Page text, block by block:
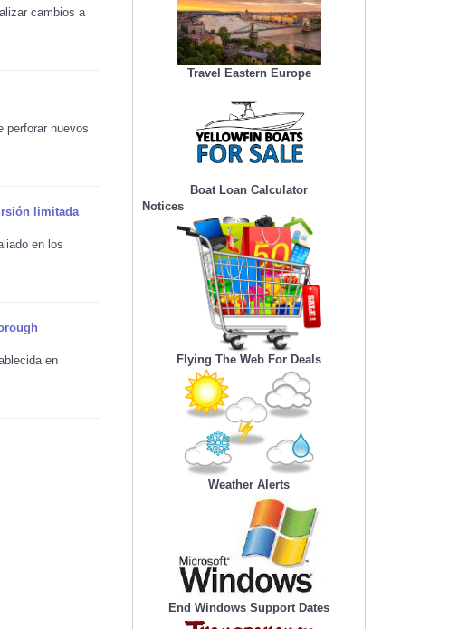
cambios a
perforar nuevos
limitada
en los
en
Travel Eastern Europe
Boat Loan Calculator
Notices
Flying The Web For Deals
Weather Alerts
End Windows Support Dates